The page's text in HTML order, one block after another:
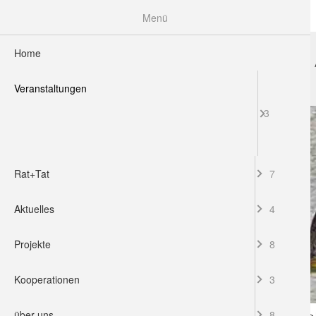
Menü
Home
Veranstaltungen
3
Rat+Tat 7
Aktuelles 4
Projekte 8
Kooperationen 3